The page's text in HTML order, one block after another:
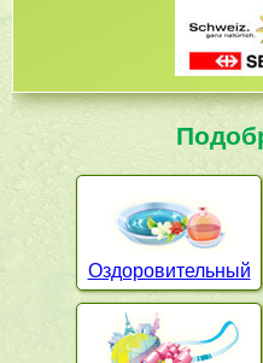
Оздоровительный